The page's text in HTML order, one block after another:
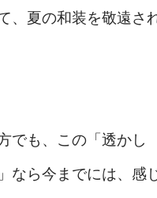
、夏の和装を敬遠さ
でも、この「透かし
なら今までには、感